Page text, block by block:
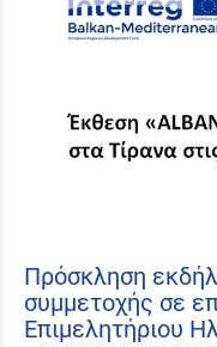
Πρόσκληση
συμμετοχής σε
Επιμελητήριου